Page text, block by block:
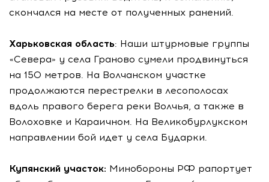
скончался на месте от полученных ранений.
Харьковская область: Наши штурмовые группы
«Севера» у села Граново сумели продвинуться
на 150 метров. На Волчанском участке
продолжаются перестрелки в лесополосах
вдоль правого берега реки Волчья, а также в
Волоховке и Караичном. На Великобурлукском
направлении бой идет у села Бударки.
Купянский участок: Минобороны РФ рапортует